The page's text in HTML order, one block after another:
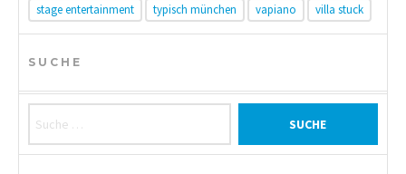
stage entertainment
typisch münchen vapiano villa stuck
SUCHE